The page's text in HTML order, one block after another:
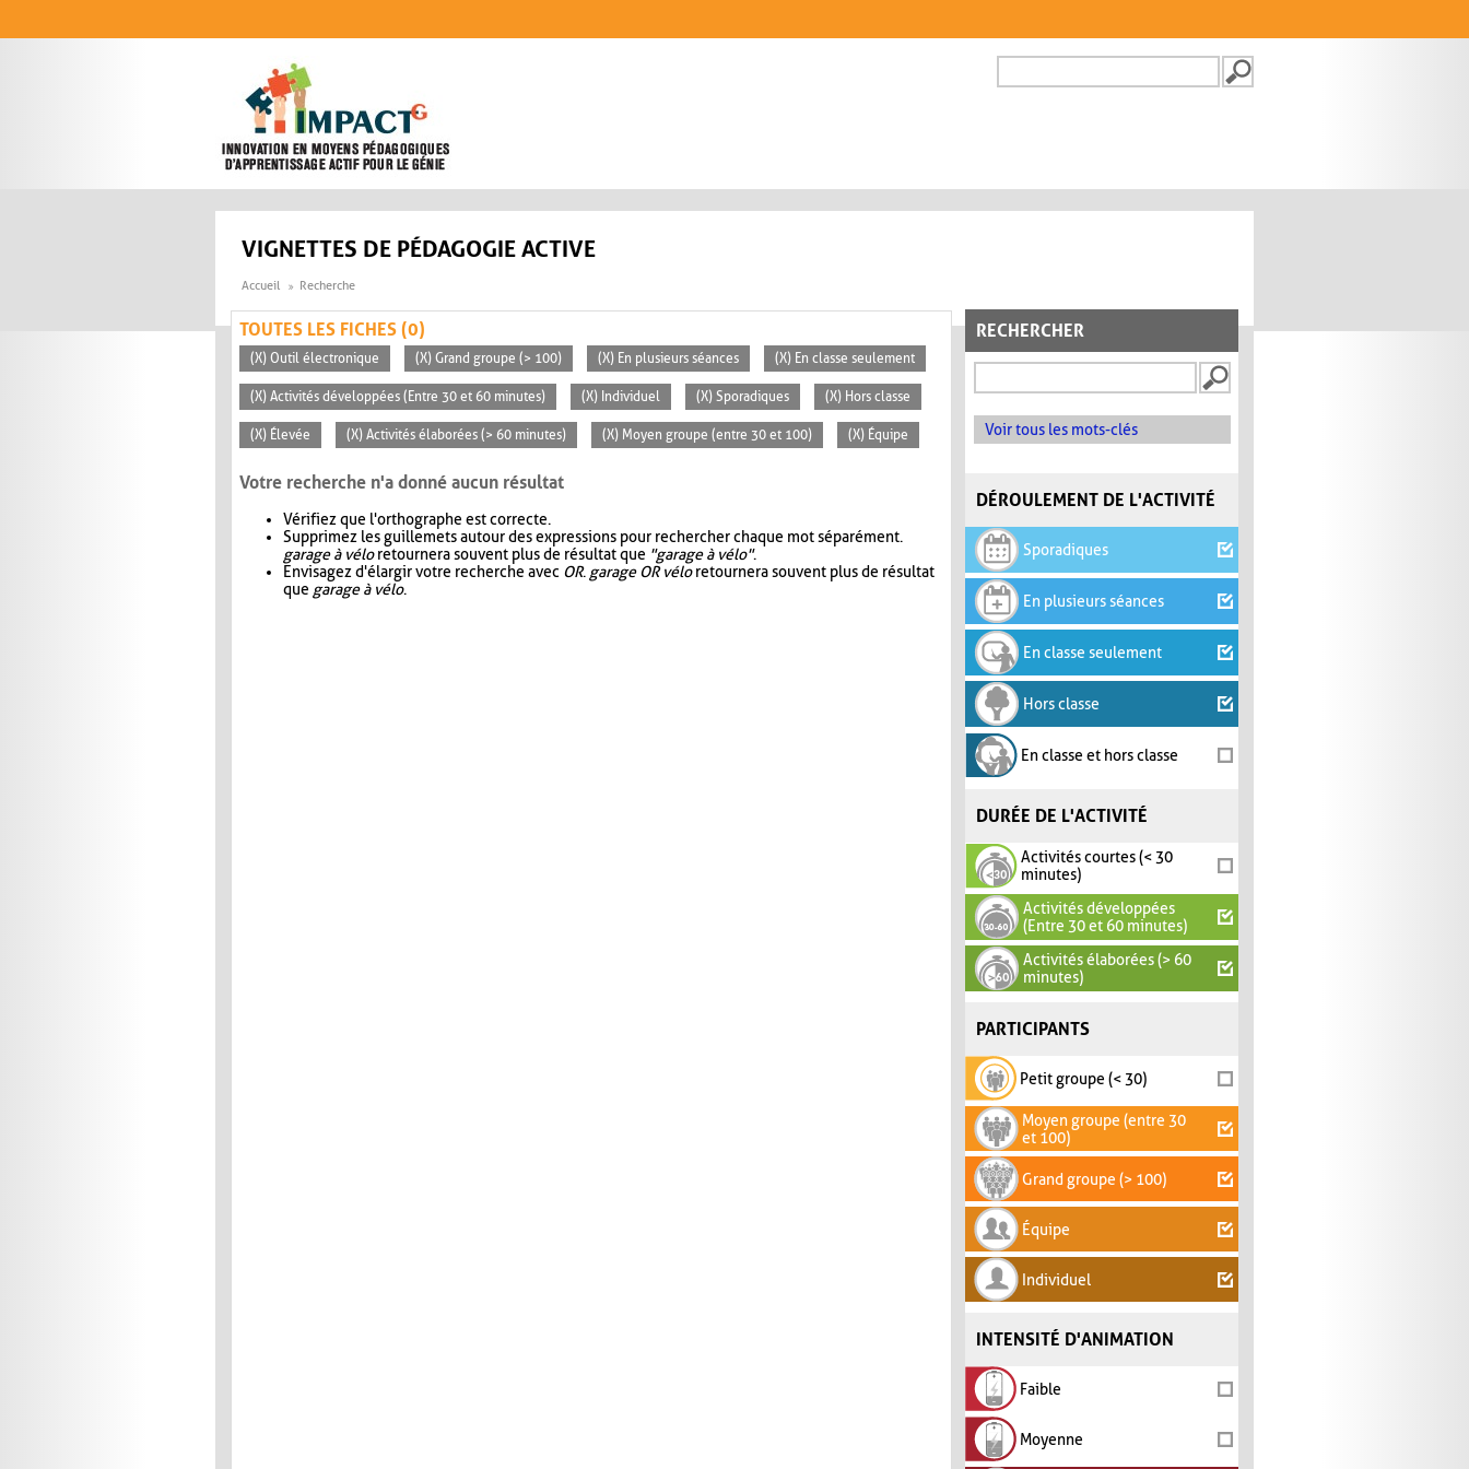
FORMULAIRE DE
VIGNETTES DE PÉDAGOGIE ACTIVE
Accueil Recherche
RECHERCHER
Voir tous les mots-clés
DÉROULEMENT DE L'ACTIVITÉ
Sporadiques
En plusieurs séances
En classe seulement
Hors classe
En classe et hors classe
DURÉE DE L'ACTIVITÉ
Activités courtes (< 30
minutes)
Activités développées
(Entre 30 et 60 minutes)
Activités élaborées (> 60
minutes)
PARTICIPANTS
Petit groupe (< 30)
Moyen groupe (entre 30
et 100)
Grand groupe (> 100)
Équipe
Individuel
INTENSITÉ D'ANIMATION
Faible
Moyenne
TOUTES LES FICHES (0)
(X) Outil électronique (X) Grand groupe (> 100) (X) En plusieurs séances (X) En classe seulement
(X) Activités développées (Entre 30 et 60 minutes) (X) Individuel (X) Sporadiques (X) Hors classe
(X) Élevée (X) Activités élaborées (> 60 minutes) (X) Moyen groupe (entre 30 et 100) (X) Équipe
Votre recherche n'a donné aucun résultat
Vérifiez que l'orthographe est correcte.
Supprimez les guillemets autour des expressions pour rechercher chaque mot séparément.
garage à véloretournera souvent plus de résultat que "garage à vélo".
Envisagez d'élargir votre recherche avec OR. garage OR véloretournera souvent plus de résultat
que garage à vélo.